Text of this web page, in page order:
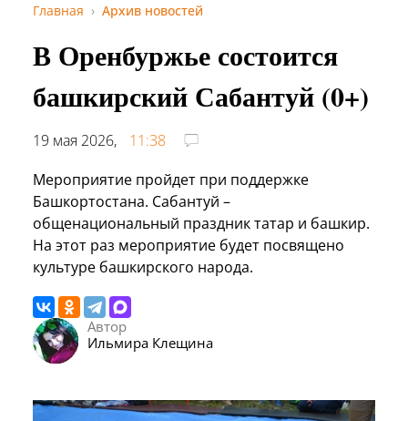
Главная Архив новостей
В Оренбуржье состоится
башкирский Сабантуй (0+)
19 мая 2026,
11:38
Мероприятие пройдет при поддержке
Башкортостана. Сабантуй –
общенациональный праздник татар и башкир.
На этот раз мероприятие будет посвящено
культуре башкирского народа.
Автор
Ильмира Клещина